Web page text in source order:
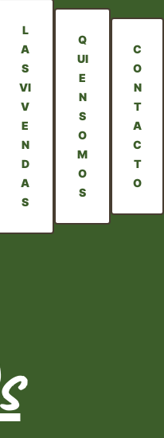
L
A
S
VI
V
E
N
D
A
S
Q
UI
E
N
S
O
M
O
S
C
O
N
T
A
C
T
O